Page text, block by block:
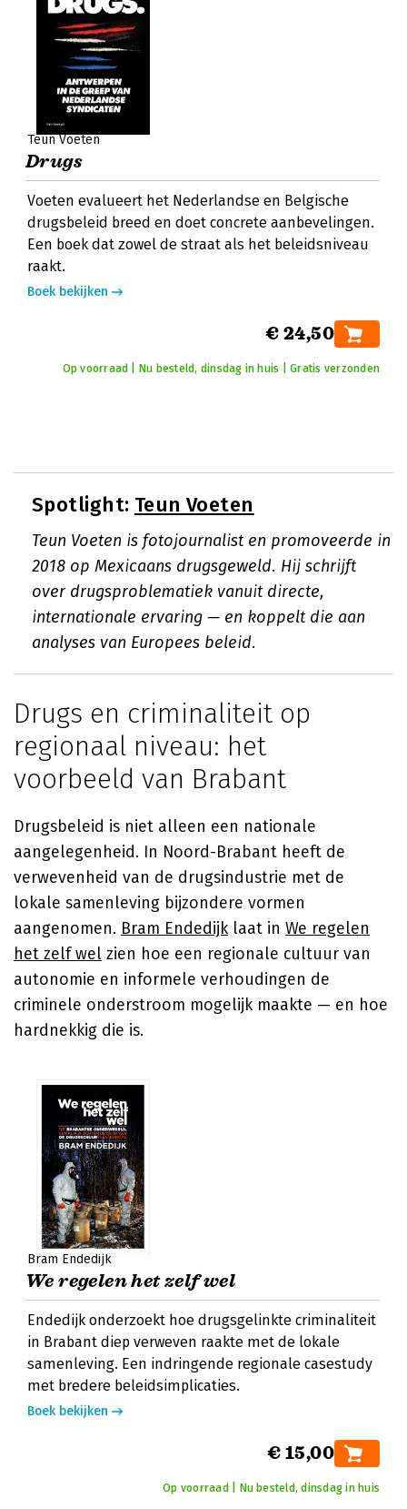
Teun Voeten
Drugs
Voeten evalueert het Nederlandse en Belgische
drugsbeleid breed en doet concrete aanbevelingen.
Een boek dat zowel de straat als het beleidsniveau
raakt.
Boek bekijken
€ 24,50
Op voorraad | Nu besteld, dinsdag in huis | Gratis verzonden
Spotlight: Teun Voeten
Teun Voeten is fotojournalist en promoveerde in
2018 op Mexicaans drugsgeweld. Hij schrijft
over drugsproblematiek vanuit directe,
internationale ervaring — en koppelt die aan
analyses van Europees beleid.
Drugs en criminaliteit op
regionaal niveau: het
voorbeeld van Brabant
Drugsbeleid is niet alleen een nationale
aangelegenheid. In Noord-Brabant heeft de
verwevenheid van de drugsindustrie met de
lokale samenleving bijzondere vormen
aangenomen. Bram Endedijklaat in We regelen
het zelf wel zien hoe een regionale cultuur van
autonomie en informele verhoudingen de
criminele onderstroom mogelijk maakte — en hoe
hardnekkig die is.
Bram Endedijk
We regelen het zelf wel
Endedijk onderzoekt hoe drugsgelinkte criminaliteit
in Brabant diep verweven raakte met de lokale
samenleving. Een indringende regionale casestudy
met bredere beleidsimplicaties.
Boek bekijken
€ 15,00
Op voorraad | Nu besteld, dinsdag in huis